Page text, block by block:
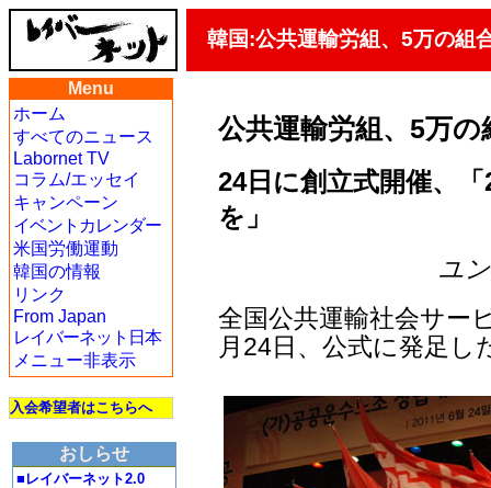
韓国:公共運輸労組、5万の組
Menu
ホーム
すべてのニュース
Labornet TV
コラム/エッセイ
キャンペーン
イベントカレンダー
米国労働運動
韓国の情報
リンク
From Japan
レイバーネット日本
メニュー非表示
入会希望者はこちらへ
おしらせ
■レイバーネット2.0
公共運輸労組、5万
24日に創立式開催、
を」
ユ
全国公共運輸社会サー
月24日、公式に発足し